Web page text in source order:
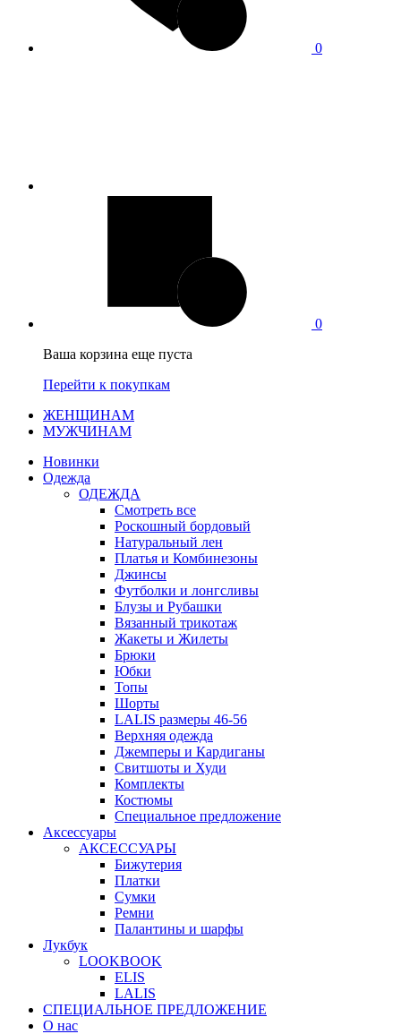
0
0
Ваша корзина еще пуста
Перейти к покупкам
ЖЕНЩИНАМ
МУЖЧИНАМ
Новинки
Одежда
ОДЕЖДА
Смотреть все
Роскошный бордовый
Натуральный лен
Платья и Комбинезоны
Джинсы
Футболки и лонгсливы
Блузы и Рубашки
Вязанный трикотаж
Жакеты и Жилеты
Брюки
Юбки
Топы
Шорты
LALIS размеры 46-56
Верхняя одежда
Джемперы и Кардиганы
Свитшоты и Худи
Комплекты
Костюмы
Специальное предложение
Аксессуары
АКСЕССУАРЫ
Бижутерия
Платки
Сумки
Ремни
Палантины и шарфы
Лукбук
LOOKBOOK
ELIS
LALIS
СПЕЦИАЛЬНОЕ ПРЕДЛОЖЕНИЕ
О нас